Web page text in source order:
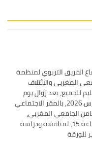
التربية خدمات منظمة
بين جمال النصوص وقسوة
الفريق التربوي لمنظمة
المغربي والائتلاف
للجميع، بعد زوال يوم
السبت 14 مارس 2026، بالمقر الاجتماعي
الجامعي المغربي،
ابتداء من الساعة 15، لمناقشة ودراسة
للورقة